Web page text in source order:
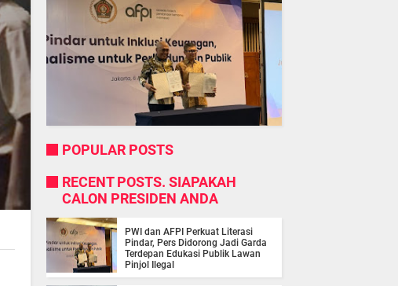
POPULAR POSTS
RECENT POSTS. SIAPAKAH
CALON PRESIDEN ANDA
PWI dan AFPI Perkuat Literasi
Pindar, Pers Didorong Jadi Garda
Terdepan Edukasi Publik Lawan
Pinjol Ilegal